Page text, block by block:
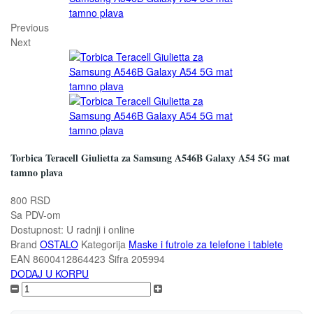
Previous
Next
Torbica Teracell Giulietta za Samsung A546B Galaxy A54 5G mat
tamno plava
800 RSD
Sa PDV-om
Dostupnost: U radnji i online
Brand OSTALO Kategorija Maske i futrole za telefone i tablete
EAN 8600412864423 Šifra 205994
DODAJ U KORPU